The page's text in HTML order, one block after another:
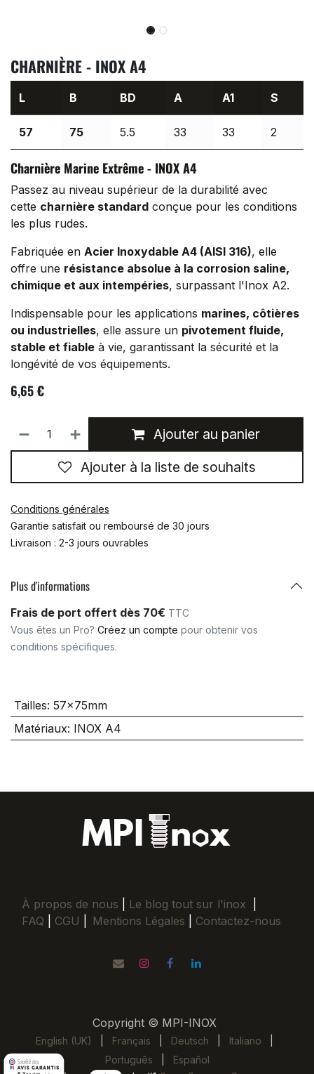
CHARNIÈRE - INOX A4
L B BD A A1 S
57 75 5.5 33 33 2
Charnière Marine Extrême - INOX A4
Passez au niveau supérieur de la durabilité avec
cette charnière standard conçue pour les conditions
les plus rudes.
Fabriquée en Acier Inoxydable A4 (AISI 316), elle
offre une résistance absolue à la corrosion saline,
chimique et aux intempéries, surpassant l'Inox A2.
Indispensable pour les applications marines, côtières
ou industrielles, elle assure un pivotement fluide,
stable et fiable à vie, garantissant la sécurité et la
longévité de vos équipements.
6,65€
Ajouter au panier
Ajouter à la liste de souhaits
Conditions générales
Garantie satisfait ou remboursé de 30 jours
Livraison : 2-3 jours ouvrables
Plus d'informations
Frais de port offert dès 70€ TTC
Vous êtes un Pro? Créez un compte pour obtenir vos
conditions spécifiques.
Tailles: 57x75mm
Matériaux: INOX A4
À propos de nous Le blog tout sur l'inox
FAQ
CGU Mentions Légales Contactez-nous
Copyright © MPI-INOX
English (UK) Français Deutsch Italiano
Português
Español